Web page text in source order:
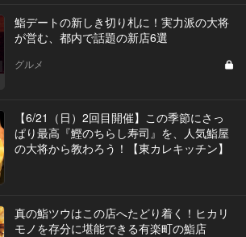
鮨デートの新しき切り札に！実力派の大将
が営む、都内で話題の新店6選
グルメ
【6/21（日）2回目開催】この季節にさっ
ぱり最高『鰹のちらし寿司』を、人気鮨屋
の大将から教わろう！【東カレキッチン】
真の鮨ツウはこの店へたどり着く！ヒカリ
モノを存分に堪能できる有楽町の鮨店